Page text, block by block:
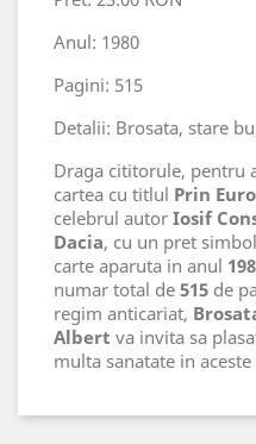
Anul: 1980
Pagini: 515
Detalii: Brosata, stare
Draga cititorule, pentru
cartea cu titlul Prin
celebrul autor Iosif
Dacia, cu un pret
carte aparuta in anul
numar total de 515 de
regim anticariat,
Albert va invita sa
multa sanatate in